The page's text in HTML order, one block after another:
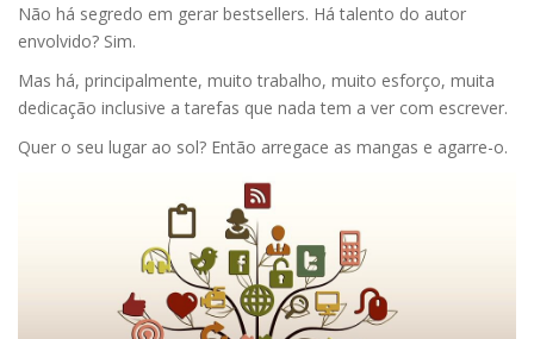
Não há segredo em gerar bestsellers. Há talento do autor
envolvido? Sim.
Mas há, principalmente, muito trabalho, muito esforço, muita
dedicação inclusive a tarefas que nada tem a ver com escrever.
Quer o seu lugar ao sol? Então arregace as mangas e agarre-o.